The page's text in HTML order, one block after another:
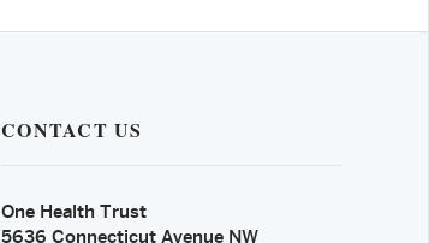
CONTACT US
One Health Trust
5636 Connecticut Avenue NW